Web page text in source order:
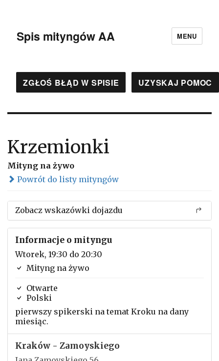
Spis mityngów AA MENU
ZGŁOŚ BŁĄD W SPISIE UZYSKAJ POMOC
Krzemionki
Mityng na żywo
Powrót do listy mityngów
Zobacz wskazówki dojazdu
Informacje o mityngu
Wtorek, 19:30 do 20:30
Mityng na żywo
Otwarte
Polski
pierwszy spikerski na temat Kroku na dany
miesiąc.
Kraków - Zamoyskiego